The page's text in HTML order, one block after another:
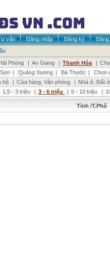
vấn Đăng nhập Đăng ký
Đăng
Phòng | An Giang | Thanh Hóa |
| Quảng Xương | Bá Thước |
Chọn
hộ | Cửa hàng, Văn phòng | Nhà ở, Đất ở
1,5 - 3 triệu | 3 - 6 triệu | 6 - 10 triệu |
Tỉnh /T.Phố